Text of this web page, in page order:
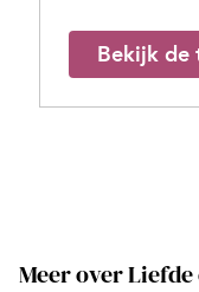
Bekijk de
Meer over